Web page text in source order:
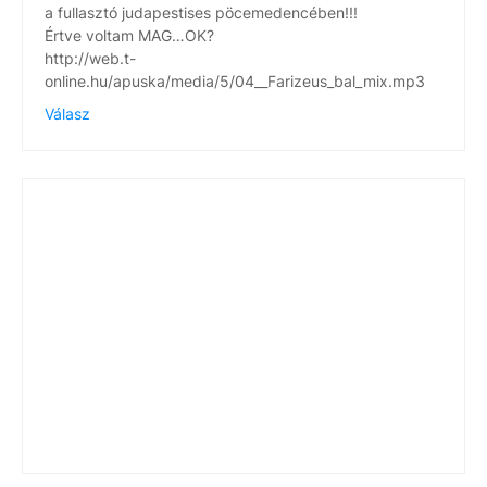
a fullasztó judapestises pöcemedencében!!!
Értve voltam MAG…OK?
http://web.t-
online.hu/apuska/media/5/04__Farizeus_bal_mix.mp3
Válasz